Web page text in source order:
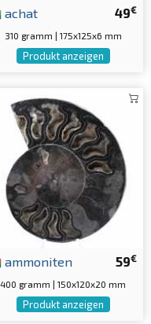
49€
achat
310 gramm | 175x125x6 mm
Produkt anzeigen
59€
ammoniten
400 gramm | 150x120x20 mm
Produkt anzeigen